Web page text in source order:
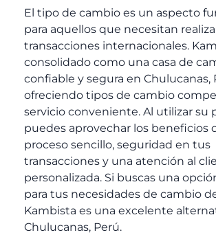
El tipo de cambio es un aspecto
para aquellos que necesitan
transacciones internacionales.
consolidado como una casa de
confiable y segura en Chulucanas,
ofreciendo tipos de cambio
servicio conveniente. Al utilizar su
puedes aprovechar los beneficios
proceso sencillo, seguridad en tus
transacciones y una atención al
personalizada. Si buscas una
para tus necesidades de cambio
Kambista es una excelente
Chulucanas, Perú.